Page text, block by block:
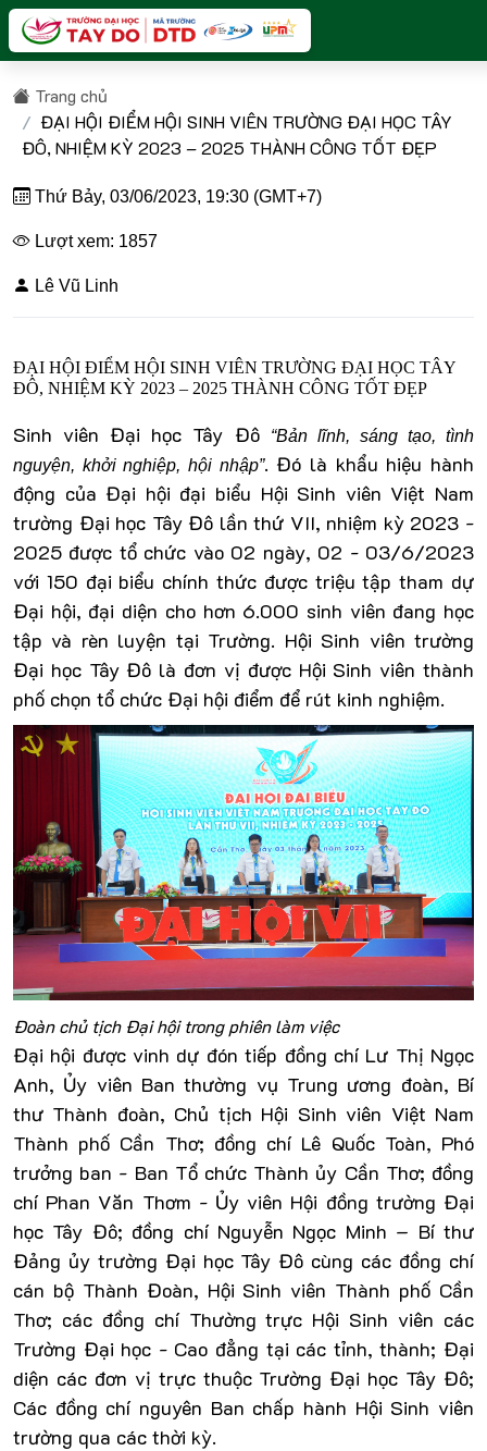
Trang chủ
ĐẠI HỘI ĐIỂM HỘI SINH VIÊN TRƯỜNG ĐẠI HỌC TÂY
ĐÔ, NHIỆM KỲ 2023 – 2025 THÀNH CÔNG TỐT ĐẸP
Thứ Bảy, 03/06/2023, 19:30 (GMT+7)
Lượt xem: 1857
Lê Vũ Linh
ĐẠI HỘI ĐIỂM HỘI SINH VIÊN TRƯỜNG ĐẠI HỌC TÂY
ĐÔ, NHIỆM KỲ 2023 – 2025 THÀNH CÔNG TỐT ĐẸP
Sinh viên Đại học Tây Đô
“Bản lĩnh, sáng tạo, tình
nguyện, khởi nghiệp, hội nhập”. Đó là khẩu hiệu hành
động của Đại hội đại biểu Hội Sinh viên Việt Nam
trường Đại học Tây Đô lần thứ VII, nhiệm kỳ 2023 -
2025 được tổ chức vào 02 ngày, 02 - 03/6/2023
với 150 đại biểu chính thức được triệu tập tham dự
Đại hội, đại diện cho hơn 6.000 sinh viên đang học
tập và rèn luyện tại Trường. Hội Sinh viên trường
Đại học Tây Đô là đơn vị được Hội Sinh viên thành
phố chọn tổ chức Đại hội điểm để rút kinh nghiệm.
Đoàn chủ tịch Đại hội trong phiên làm việc
Đại hội được vinh dự đón tiếp đồng chí Lư Thị Ngọc
Anh, Ủy viên Ban thường vụ Trung ương đoàn, Bí
thư Thành đoàn, Chủ tịch Hội Sinh viên Việt Nam
Thành phố Cần Thơ; đồng chí Lê Quốc Toàn, Phó
trưởng ban - Ban Tổ chức Thành ủy Cần Thơ; đồng
chí Phan Văn Thơm - Ủy viên Hội đồng trường Đại
học Tây Đô; đồng chí Nguyễn Ngọc Minh – Bí thư
Đảng ủy trường Đại học Tây Đô cùng các đồng chí
cán bộ Thành Đoàn, Hội Sinh viên Thành phố Cần
Thơ; các đồng chí Thường trực Hội Sinh viên các
Trường Đại học - Cao đẳng tại các tỉnh, thành; Đại
diện các đơn vị trực thuộc Trường Đại học Tây Đô;
Các đồng chí nguyên Ban chấp hành Hội Sinh viên
trường qua các thời kỳ.